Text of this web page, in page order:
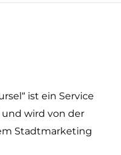
ist ein Service
und wird von der
Stadtmarketing